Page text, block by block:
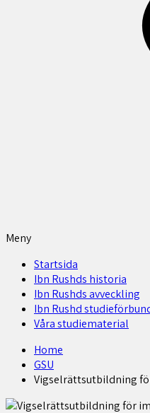
Meny
Startsida
Ibn Rushds historia
Ibn Rushds avveckling
Ibn Rushd
Våra studiematerial
Home
GSU
Vigselrättsutbildning